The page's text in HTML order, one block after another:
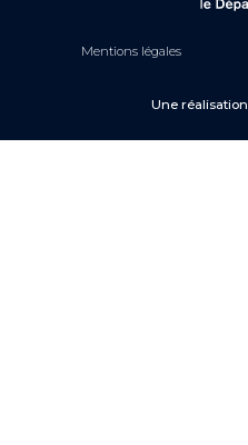
Mentions légales
Une réalisation